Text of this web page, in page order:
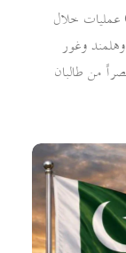
أعلنت جبهة أفغانستان المتحدة أن مقاتليها نفذوا 6 عمليات خلال
وهلمند وغور
فيما تحدثت عن سقوط 19 عنصراً من طالبان